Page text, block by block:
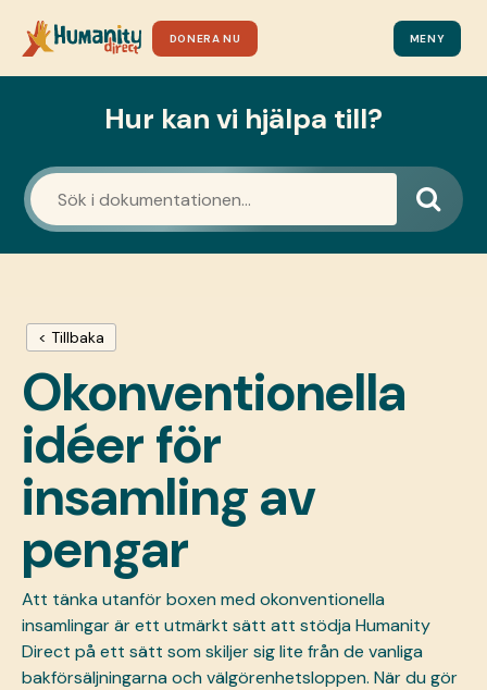
DONERA NU MENY
Hur kan vi hjälpa till?
< Tillbaka
Okonventionella
idéer för
insamling av
pengar
Att tänka utanför boxen med okonventionella
insamlingar är ett utmärkt sätt att stödja Humanity
Direct på ett sätt som skiljer sig lite från de vanliga
bakförsäljningarna och välgörenhetsloppen. När du gör